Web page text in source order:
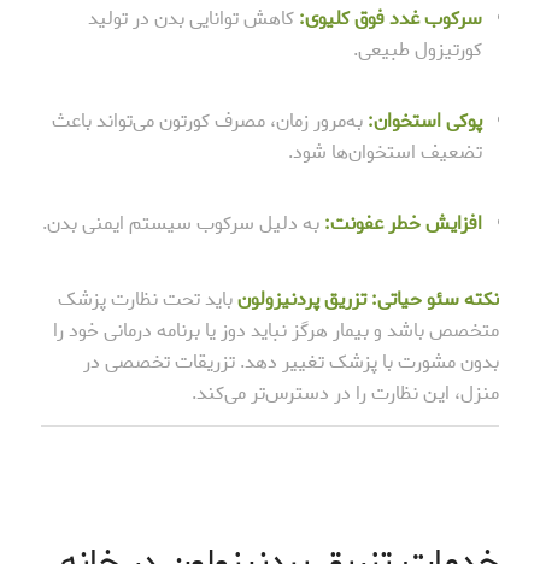
سرکوب غدد فوق کلیوی:کاهش توانایی بدن در تولید
کورتیزول طبیعی.
پوکی استخوان:به‌مرور زمان، مصرف کورتون می‌تواند باعث
تضعیف استخوان‌ها شود.
افزایش خطر عفونت:به دلیل سرکوب سیستم ایمنی بدن.
نکته سئو حیاتی:تزریق پردنیزولونباید تحت نظارت پزشک
متخصص باشد و بیمار هرگز نباید دوز یا برنامه درمانی خود را
بدون مشورت با پزشک تغییر دهد. تزریقات تخصصی در
منزل، این نظارت را در دسترس‌تر می‌کند.